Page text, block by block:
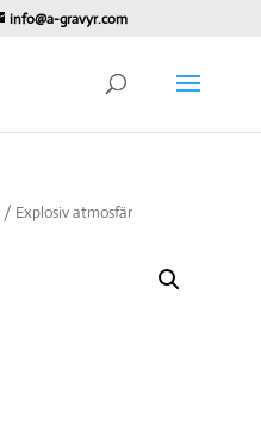
info@a-gravyr.com
/ Explosiv atmosfär